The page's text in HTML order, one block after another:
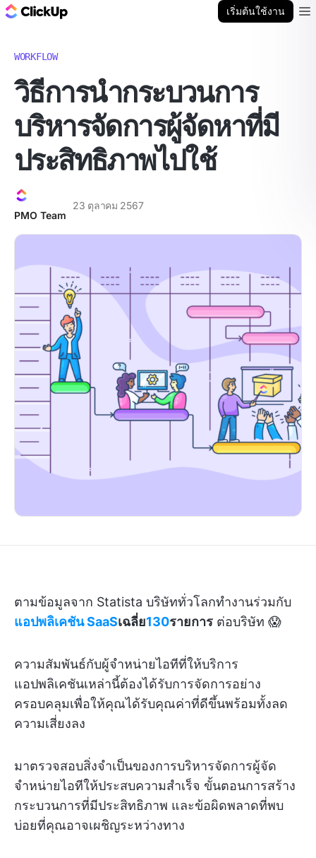
เริ่มต้นใช้งาน
WORKFLOW
วิธีการนำกระบวนการ
บริหารจัดการผู้จัดหาที่มี
ประสิทธิภาพไปใช้
PMO Team
23 ตุลาคม 2567
ตามข้อมูลจาก Statista บริษัททั่วโลกทำงานร่วมกับ
แอปพลิเคชัน SaaSเฉลี่ย130รายการ ต่อบริษัท 😱
ความสัมพันธ์กับผู้จำหน่ายไอทีที่ให้บริการ
แอปพลิเคชันเหล่านี้ต้องได้รับการจัดการอย่าง
ครอบคลุมเพื่อให้คุณได้รับคุณค่าที่ดีขึ้นพร้อมทั้งลด
ความเสี่ยงลง
มาตรวจสอบสิ่งจำเป็นของการบริหารจัดการผู้จัด
จำหน่ายไอทีให้ประสบความสำเร็จ ขั้นตอนการสร้าง
กระบวนการที่มีประสิทธิภาพ และข้อผิดพลาดที่พบ
บ่อยที่คุณอาจเผชิญระหว่างทาง